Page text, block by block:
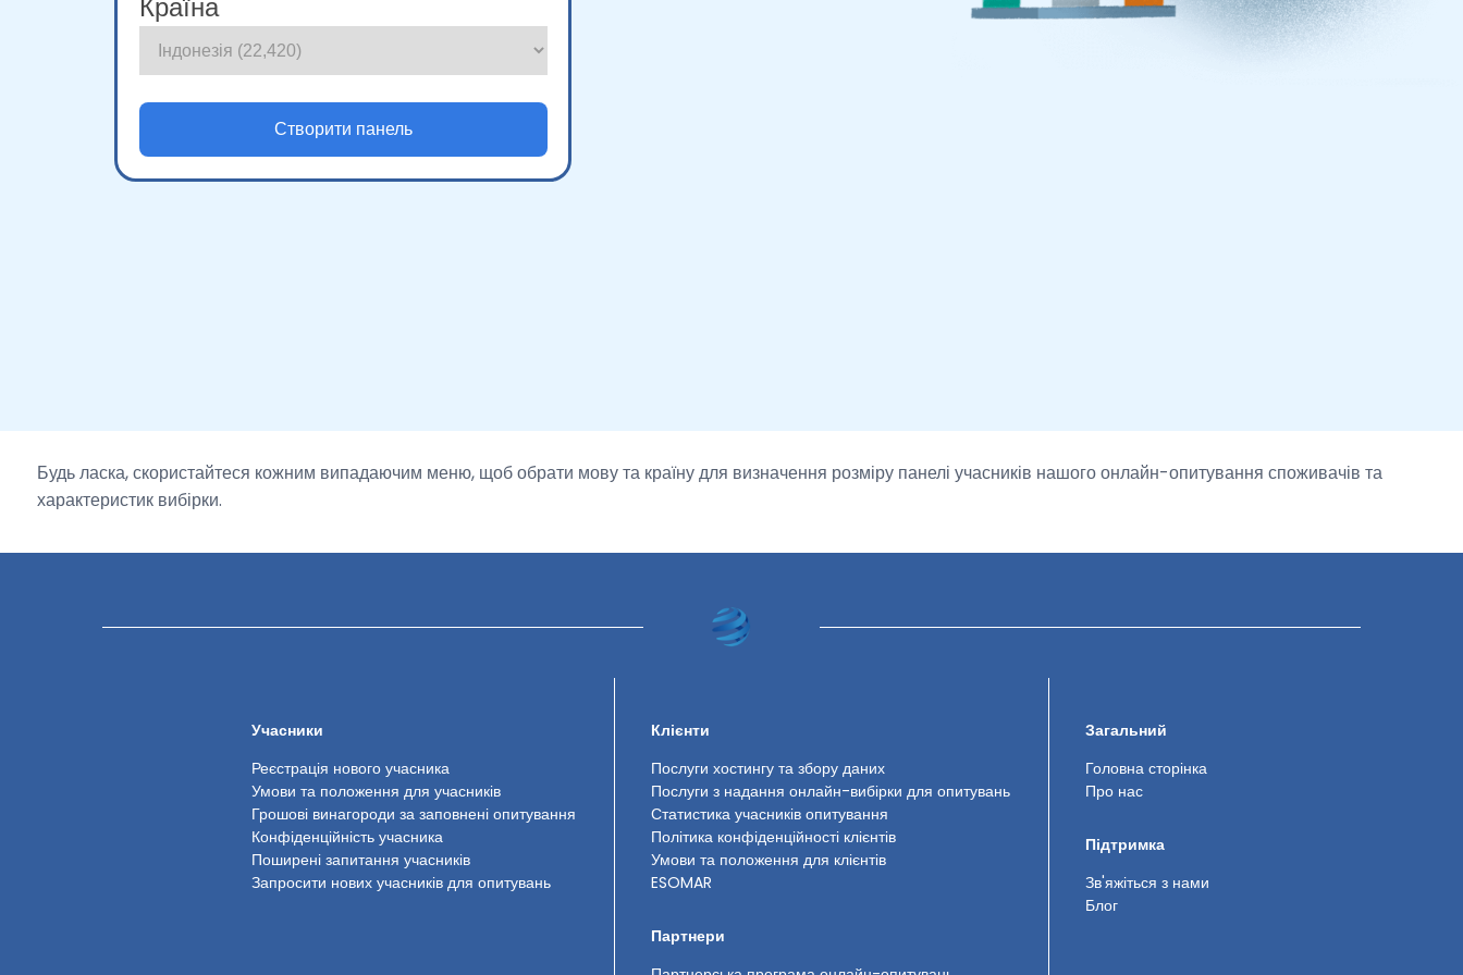
Будь ласка, скористайтеся кожним випадаючим меню, щоб обрати мову та країну для визначення розміру панелі учасників нашого онлайн-опитування споживачів та
характеристик вибірки.
Учасники
Реєстрація нового учасника
Умови та положення для учасників
Грошові винагороди за заповнені опитування
Конфіденційність учасника
Поширені запитання учасників
Запросити нових учасників для опитувань
Клієнти
Послуги хостингу та збору даних
Послуги з надання онлайн-вибірки для опитувань
Статистика учасників опитування
Політика конфіденційності клієнтів
Умови та положення для клієнтів
ESOMAR
Партнери
Загальний
Головна сторінка
Про нас
Підтримка
Зв'яжіться з нами
Блог